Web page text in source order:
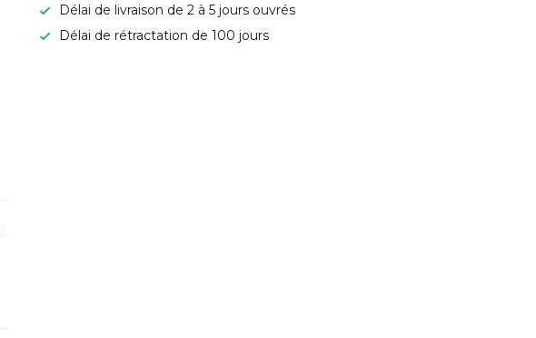
Délai de livraison de 2 à 5 jours ouvrés
Délai de rétractation de 100 jours